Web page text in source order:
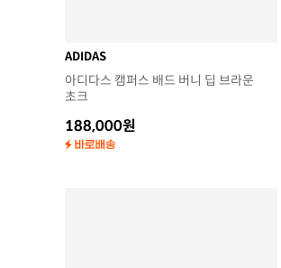
ADIDAS
아디다스 캠퍼스 배드 버니 딥 브라운
초크
188,000원